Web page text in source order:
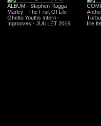
ALBUM - Stephen Ragga
Marley - The Fruit Of Life -
Ghetto Youths Intern -
Ingrooves - JUILLET 2016
Irie